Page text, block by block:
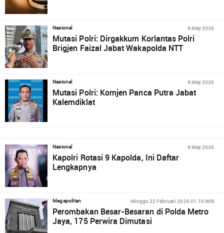
Nasional 9 May 2026
Mutasi Polri: Dirgakkum Korlantas Polri
Brigjen Faizal Jabat Wakapolda NTT
Nasional 9 May 2026
Mutasi Polri: Komjen Panca Putra Jabat
Kalemdiklat
Nasional 9 May 2026
Kapolri Rotasi 9 Kapolda, Ini Daftar
Lengkapnya
Megapolitan Minggu 22 Februari 2026 01:10 WIB
Perombakan Besar-Besaran di Polda Metro
Jaya, 175 Perwira Dimutasi